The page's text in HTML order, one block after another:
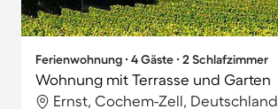
Ferienwohnung ∙ 4 Gäste ∙ 2 Schlafzimmer
Wohnung mit Terrasse und Garten
Ernst, Cochem-Zell, Deutschland